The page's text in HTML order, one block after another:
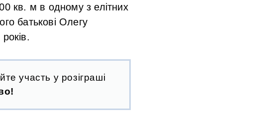
кв. м в одному з елітних
батькові Олегу
участь у розіграші